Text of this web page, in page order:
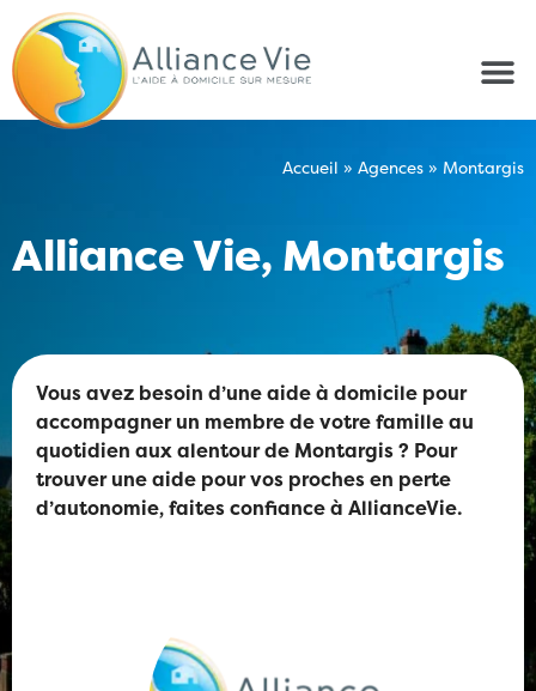
Accueil » Agences » Montargis
Alliance Vie, Montargis
Vous avez besoin d’une aide à domicile pour
accompagner un membre de votre famille au
quotidien aux alentour de Montargis ? Pour
trouver une aide pour vos proches en perte
d’autonomie, faites confiance à AllianceVie.